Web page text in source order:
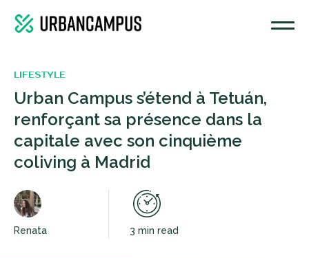
LIFESTYLE
Urban Campus s’étend à Tetuán,
renforçant sa présence dans la
capitale avec son cinquième
coliving à Madrid
Renata 3 min read